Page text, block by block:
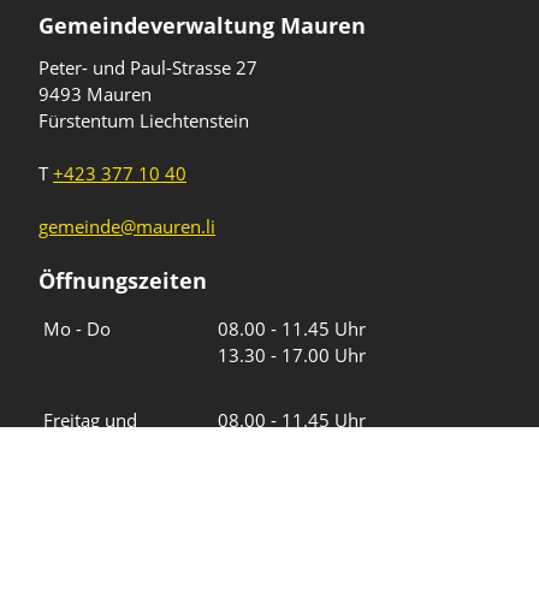
Gemeindeverwaltung Mauren
Peter- und Paul-Strasse 27
9493 Mauren
Fürstentum Liechtenstein
T+423 377 10 40
gemeinde@mauren.li
Öffnungszeiten
Mo - Do
08.00 - 11.45 Uhr
13.30 - 17.00 Uhr
Freitag und
08.00 - 11.45 Uhr